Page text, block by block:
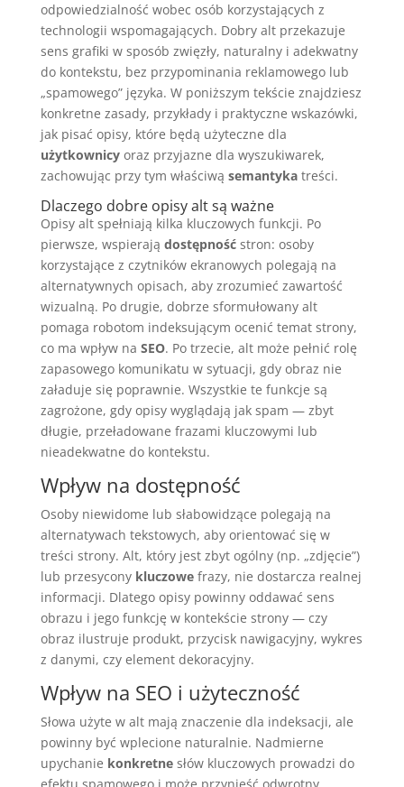
odpowiedzialność wobec osób korzystających z
technologii wspomagających. Dobry alt przekazuje
sens grafiki w sposób zwięzły, naturalny i adekwatny
do kontekstu, bez przypominania reklamowego lub
„spamowego” języka. W poniższym tekście znajdziesz
konkretne zasady, przykłady i praktyczne wskazówki,
jak pisać opisy, które będą użyteczne dla
użytkownicyoraz przyjazne dla wyszukiwarek,
zachowując przy tym właściwą semantykatreści.
Dlaczego dobre opisy alt są ważne
Opisy alt spełniają kilka kluczowych funkcji. Po
pierwsze, wspierają dostępnośćstron: osoby
korzystające z czytników ekranowych polegają na
alternatywnych opisach, aby zrozumieć zawartość
wizualną. Po drugie, dobrze sformułowany alt
pomaga robotom indeksującym ocenić temat strony,
co ma wpływ na SEO. Po trzecie, alt może pełnić rolę
zapasowego komunikatu w sytuacji, gdy obraz nie
załaduje się poprawnie. Wszystkie te funkcje są
zagrożone, gdy opisy wyglądają jak spam — zbyt
długie, przeładowane frazami kluczowymi lub
nieadekwatne do kontekstu.
Wpływ na dostępność
Osoby niewidome lub słabowidzące polegają na
alternatywach tekstowych, aby orientować się w
treści strony. Alt, który jest zbyt ogólny (np. „zdjęcie”)
lub przesycony kluczowefrazy, nie dostarcza realnej
informacji. Dlatego opisy powinny oddawać sens
obrazu i jego funkcję w kontekście strony — czy
obraz ilustruje produkt, przycisk nawigacyjny, wykres
z danymi, czy element dekoracyjny.
Wpływ na SEO i użyteczność
Słowa użyte w alt mają znaczenie dla indeksacji, ale
powinny być wplecione naturalnie. Nadmierne
upychanie konkretnesłów kluczowych prowadzi do